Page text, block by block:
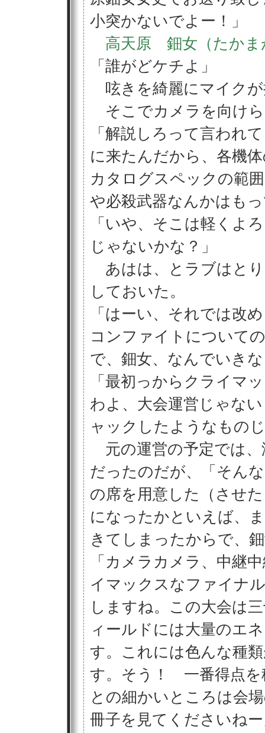
小突かないでよー！」
高天原 鈿女（たかま
「誰がどケチよ」
呟きを綺麗にマイク
そこでカメラを向け
「解説しろって言われ
に来たんだから、各機
カタログスペックの範
や必殺武器なんかはも
「いや、そこは軽くよ
じゃないかな？」
あはは、とラブはと
しておいた。
「はーい、それでは改
コンファイトについて
で、鈿女、なんでいき
「最初っからクライマ
わよ、大会運営じゃな
ャックしたようなもの
元の運営の予定では、
だったのだが、「そん
の席を用意した（させ
になったかといえば、
きてしまったからで、
「カメラカメラ、中継
イマックスなファイナ
しますね。この大会は
ィールドには大量のエ
す。これには色んな種
す。そう！ 一番得点
との細かいところは会
冊子を見てくださいね